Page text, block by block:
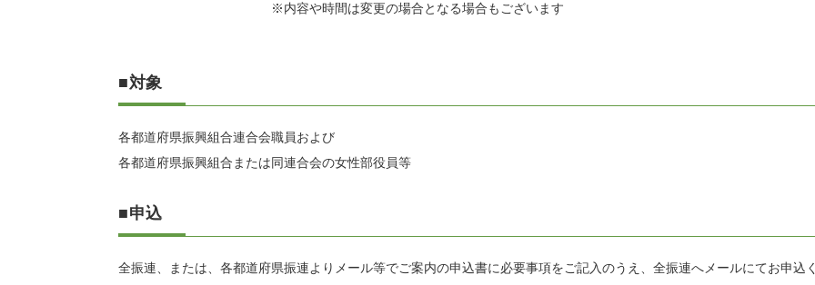
※内容や時間は変更の場合となる場合もございます
■対象
各都道府県振興組合連合会職員および
各都道府県振興組合または同連合会の女性部役員等
■申込
全振連、または、各都道府県振連よりメール等でご案内の申込書に必要事項をご記入のうえ、全振連へメールにてお申込